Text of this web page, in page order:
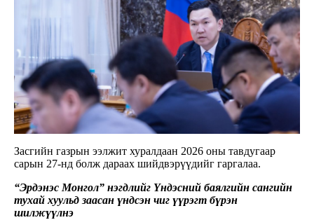
Засгийн газрын ээлжит хуралдаан 2026 оны тавдугаар
сарын 27-нд болж дараах шийдвэрүүдийг гаргалаа.
“Эрдэнэс Монгол” нэгдлийг Үндэсний баялгийн сангийн
тухай хуульд заасан үндсэн чиг үүрэгт бүрэн
шилжүүлнэ